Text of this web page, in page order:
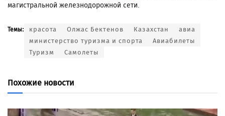
магистральной железнодорожной сети.
Темы: красота Олжас Бектенов Казахстан
авиа
министерство туризма и спорта
Авиабилеты
Туризм
Самолеты
Похожие новости